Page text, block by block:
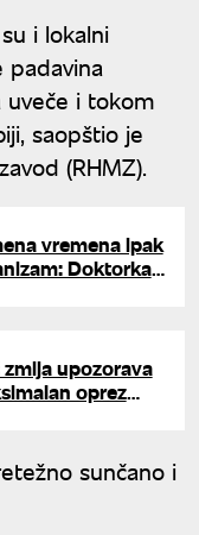
i lokalni
padavina
uveče i tokom
saopštio je
(RHMZ).
vremena ipak
Doktorka
upozorava
oprez
sunčano i